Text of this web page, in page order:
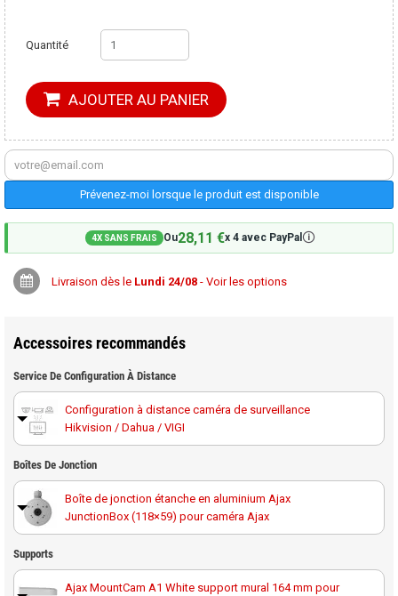
Quantité
AJOUTER AU PANIER
Prévenez-moi lorsque le produit est disponible
4X SANS FRAIS Ou28,11 €x 4 avec PayPal 🛈
Livraison dès le Lundi 24/08 - Voir les options
Accessoires recommandés
Service De Configuration À Distance
Configuration à distance caméra de surveillance
Hikvision / Dahua / VIGI
Boîtes De Jonction
Boîte de jonction étanche en aluminium Ajax
JunctionBox (118×59) pour caméra Ajax
JunctionBox (118×59)-B pour caméra Ajax
Supports
Ajax MountCam A1 White support mural 164 mm pour